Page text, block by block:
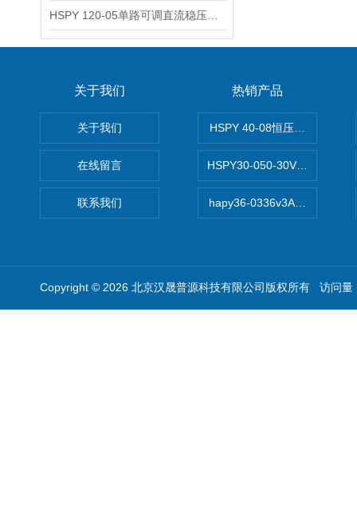
关于我们
关于我们
在线留言
联系我们
热销产品
HSPY 40-08恒压恒流恒功率
HSPY30-050-30V/-05A可调
hapy36-0336v3A高精度小型
Copyright © 2026 北京汉晟普源科技有限公司版权所有 访问量